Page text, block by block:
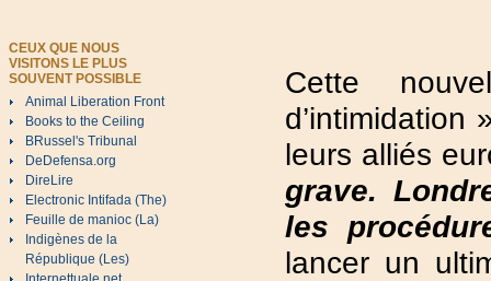
CEUX QUE NOUS
VISITONS LE PLUS
SOUVENT POSSIBLE
Animal Liberation Front
Books to the Ceiling
BRussel's Tribunal
DeDefensa.org
DireLire
Electronic Intifada (The)
Feuille de manioc (La)
Indigènes de la
République (Les)
Cette
d’intimidation
leurs alliés
grave.
les
lancer un